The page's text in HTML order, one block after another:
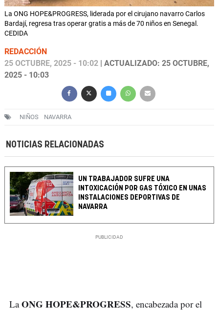
La ONG HOPE&PROGRESS, liderada por el cirujano navarro Carlos
Bardají, regresa tras operar gratis a más de 70 niños en Senegal.
CEDIDA
REDACCIÓN
25 OCTUBRE, 2025 - 10:02 | ACTUALIZADO: 25 OCTUBRE,
2025 - 10:03
NIÑOS NAVARRA
NOTICIAS RELACIONADAS
UN TRABAJADOR SUFRE UNA
INTOXICACIÓN POR GAS TÓXICO EN UNAS
INSTALACIONES DEPORTIVAS DE
NAVARRA
LaONG HOPE&PROGRESS, encabezada por el